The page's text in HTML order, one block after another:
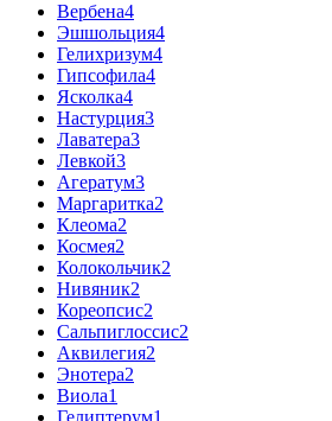
Вербена4
Эшшольция4
Гелихризум4
Гипсофила4
Ясколка4
Настурция3
Лаватера3
Левкой3
Агератум3
Маргаритка2
Клеома2
Космея2
Колокольчик2
Нивяник2
Кореопсис2
Сальпиглоссис2
Аквилегия2
Энотера2
Виола1